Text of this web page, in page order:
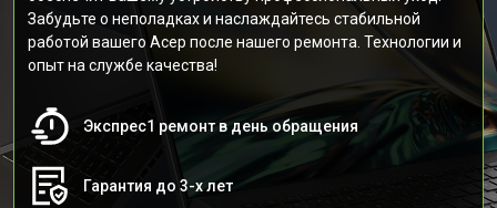
Забудьте о неполадках и наслаждайтесь стабильной
работой вашего Асер после нашего ремонта. Технологии и
опыт на службе качества!
Экспрес1 ремонт в день обращения
Гарантия до 3-х лет